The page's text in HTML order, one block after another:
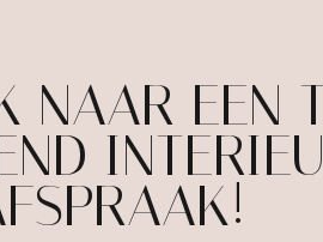
NAAR EEN